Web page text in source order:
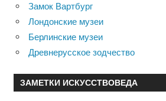
Замок Вартбург
Лондонские музеи
Берлинские музеи
Древнерусское зодчество
ЗАМЕТКИ ИСКУССТВОВЕДА